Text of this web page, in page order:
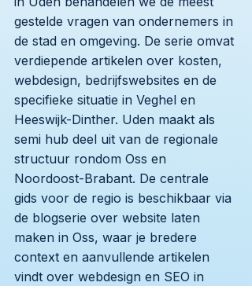
gestelde vragen van ondernemers in
de stad en omgeving. De serie omvat
verdiepende artikelen over kosten,
webdesign, bedrijfswebsites en de
specifieke situatie in Veghel en
Heeswijk-Dinther. Uden maakt als
semi hub deel uit van de regionale
structuur rondom Oss en
Noordoost-Brabant. De centrale
gids voor de regio is beschikbaar via
de blogserie over website laten
maken in Oss, waar je bredere
context en aanvullende artikelen
vindt over webdesign en SEO in